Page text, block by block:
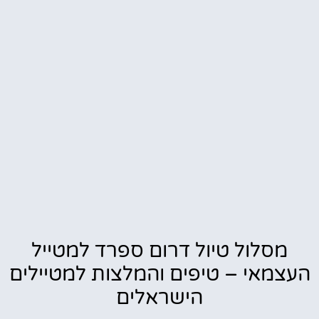
מסלול טיול דרום ספרד למטייל
העצמאי – טיפים והמלצות למטיילים
הישראלים